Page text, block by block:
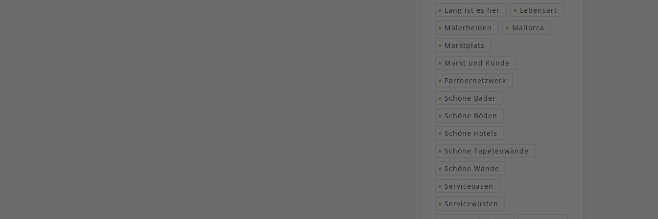
Lang ist es her
Lebensart
Malerhelden
Mallorca
Marktplatz
Markt und Kunde
Partnernetzwerk
Schöne Bäder
Schöne Böden
Schöne Hotels
Schöne Tapetenwände
Schöne Wände
Serviceoasen
Servicewüsten